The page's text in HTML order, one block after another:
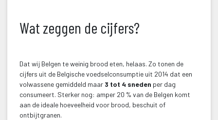
Wat zeggen de cijfers?
Dat wij Belgen te weinig brood eten, helaas. Zo tonen de
cijfers uit de Belgische voedselconsumptie uit 2014 dat een
volwassene gemiddeld maar 3 tot 4 sneden per dag
consumeert. Sterker nog: amper 20 % van de Belgen komt
aan de ideale hoeveelheid voor brood, beschuit of
ontbijtgranen.